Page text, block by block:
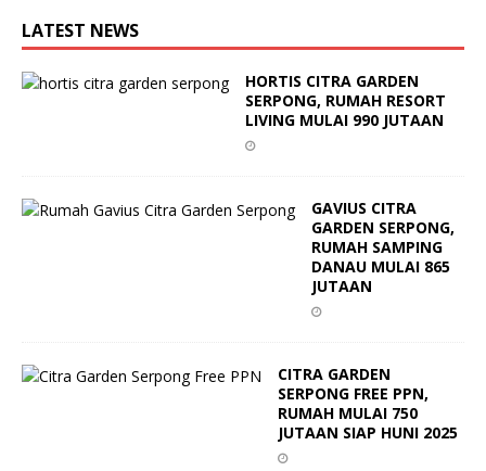
LATEST NEWS
HORTIS CITRA GARDEN
SERPONG, RUMAH RESORT
LIVING MULAI 990 JUTAAN
GAVIUS CITRA
GARDEN SERPONG,
RUMAH SAMPING
DANAU MULAI 865
JUTAAN
CITRA GARDEN
SERPONG FREE PPN,
RUMAH MULAI 750
JUTAAN SIAP HUNI 2025